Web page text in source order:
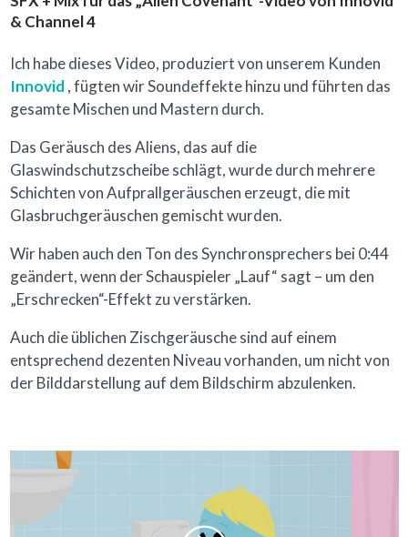
& Channel 4
Ich habe dieses Video, produziert von unserem Kunden
Innovid , fügten wir Soundeffekte hinzu und führten das
gesamte Mischen und Mastern durch.
Das Geräusch des Aliens, das auf die
Glaswindschutzscheibe schlägt, wurde durch mehrere
Schichten von Aufprallgeräuschen erzeugt, die mit
Glasbruchgeräuschen gemischt wurden.
Wir haben auch den Ton des Synchronsprechers bei 0:44
geändert, wenn der Schauspieler „Lauf“ sagt – um den
„Erschrecken“-Effekt zu verstärken.
Auch die üblichen Zischgeräusche sind auf einem
entsprechend dezenten Niveau vorhanden, um nicht von
der Bilddarstellung auf dem Bildschirm abzulenken.